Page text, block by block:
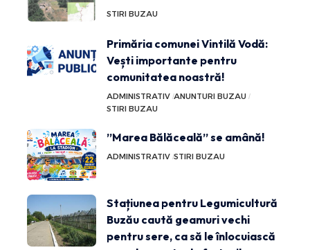
STIRI BUZAU
Primăria comunei Vintilă Vodă:
Vești importante pentru
comunitatea noastră!
ADMINISTRATIV ANUNTURI BUZAU
STIRI BUZAU
”Marea Bălăceală” se amână!
ADMINISTRATIV STIRI BUZAU
Stațiunea pentru Legumicultură
Buzău caută geamuri vechi
pentru sere, ca să le înlocuiască